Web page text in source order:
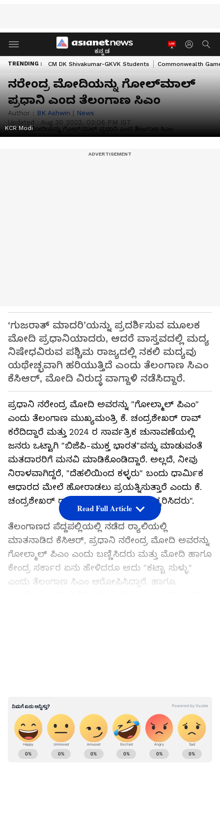
ಕನ್ನಡ
TRENDING : CM DK Shivakumar-GKVK Students Commonwealth
ನರೇಂದ್ರ ಮೋದಿಯನ್ನು ಗೋಲ್‌ಮಾಲ್‌
ಪ್ರಧಾನಿ ಎಂದ ತೆಲಂಗಾಣ ಸಿಎಂ
Author : BK Ashwin | News
Updated : Aug 30 2022, 03:06 PM IST
KCR Modi
‘ಗುಜರಾತ್ ಮಾದರಿ’ಯನ್ನು ಪ್ರದರ್ಶಿಸುವ ಮೂಲಕ
ಮೋದಿ ಪ್ರಧಾನಿಯಾದರು, ಆದರೆ ವಾಸ್ತವದಲ್ಲಿ ಮದ್ಯ
ನಿಷೇಧವಿರುವ ಪಶ್ಚಿಮ ರಾಜ್ಯದಲ್ಲಿ ನಕಲಿ ಮದ್ಯವು
ಯಥೇಚ್ಛವಾಗಿ ಹರಿಯುತ್ತಿದೆ ಎಂದು ತೆಲಂಗಾಣ ಸಿಎಂ
ಕೆಸಿಆರ್, ಮೋದಿ ವಿರುದ್ಧ ವಾಗ್ದಾಳಿ ನಡೆಸಿದ್ದಾರೆ.
ಪ್ರಧಾನಿ ನರೇಂದ್ರ ಮೋದಿ ಅವರನ್ನು "ಗೋಲ್ಮಾಲ್ ಪಿಎಂ"
ಎಂದು ತೆಲಂಗಾಣ ಮುಖ್ಯಮಂತ್ರಿ ಕೆ. ಚಂದ್ರಶೇಖರ್ ರಾವ್
ಕರೆದಿದ್ದಾರೆ ಮತ್ತು 2024 ರ ಸಾರ್ವತ್ರಿಕ ಚುನಾವಣೆಯಲ್ಲಿ
ಜನರು ಒಟ್ಟಾಗಿ "ಬಿಜೆಪಿ-ಮುಕ್ತ ಭಾರತ"ವನ್ನು ಮಾಡುವಂತೆ
ಮತದಾರರಿಗೆ ಮನವಿ ಮಾಡಿಕೊಂಡಿದ್ದಾರೆ. ಅಲ್ಲದೆ, ನೀವು
ನಿರಾಳವಾಗಿದ್ದರೆ, "ದೆಹಲಿಯಿಂದ ಕಳ್ಳರು" ಬಂದು ಧಾರ್ಮಿಕ
ಆಧಾರದ ಮೇಲೆ ಹೋರಾಡಲು ಪ್ರಯತ್ನಿಸುತ್ತಾರೆ ಎಂದು ಕೆ.
ಚಂದ್ರಶೇಖರ್ ರಾವ್ ಸಾರ್ವಜನಿಕರನ್ನು "ಎಚ್ಚರಿಸಿದರು".
ತೆಲಂಗಾಣದ ಪೆದ್ದಪಲ್ಲಿಯಲ್ಲಿ ನಡೆದ ರ‍್ಯಾಲಿಯಲ್ಲಿ
ಮಾತನಾಡಿದ ಕೆಸಿಆರ್, ಪ್ರಧಾನಿ ನರೇಂದ್ರ ಮೋದಿ ಅವರನ್ನು
ಗೋಲ್ಮಾಲ್ ಪಿಎಂ ಎಂದು ಬಣ್ಣಿಸಿದರು ಮತ್ತು ಮೋದಿ ಹಾಗೂ
ಕೇಂದ್ರ ಸರ್ಕಾರ ಏನು ಹೇಳಿದರೂ ಅದು "ಕಟ್ಟಾ ಸುಳ್ಳು"
ಎಂದು ತೆಲಂಗಾಣ ಸಿಎಂ ಆರೋಪಿಸಿದ್ದಾರೆ. ಹಾಗೂ,
ಕೆಸಿಆರ್ ಪತನ ಆರಂಭವಾಗಿದೆ: ತೆಲಂಗಾಣ ರ‍್ಯಾಲಿಯಲ್ಲಿ
ಅಮಿತ್ ಶಾ ಗುಡುಗು
Read Full Article
ABOUT THE AUTHOR